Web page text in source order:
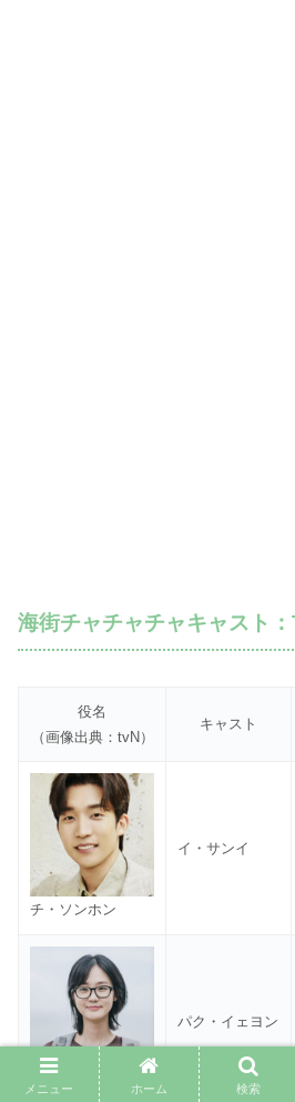
海街チャチャチャキャスト
役名
（画像出典：tvN）
キャスト
チ・ソンホン
イ・サンイ
ワン・ジウォン
パク・イェヨン
メニュー ホーム 検索